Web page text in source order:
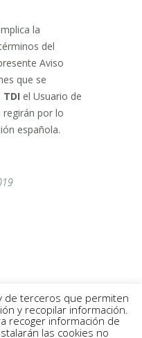
la
del
Aviso
que se
TDI el Usuario de
regirán por lo
española.
de terceros que permiten
y recopilar información.
recoger información de
las cookies no